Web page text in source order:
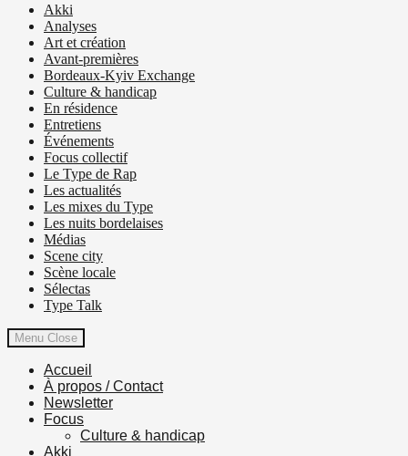
Akki
Analyses
Art et création
Avant-premières
Bordeaux-Kyiv Exchange
Culture & handicap
En résidence
Entretiens
Événements
Focus collectif
Le Type de Rap
Les actualités
Les mixes du Type
Les nuits bordelaises
Médias
Scene city
Scène locale
Sélectas
Type Talk
Menu Close
Accueil
À propos / Contact
Newsletter
Focus
Culture & handicap
Akki